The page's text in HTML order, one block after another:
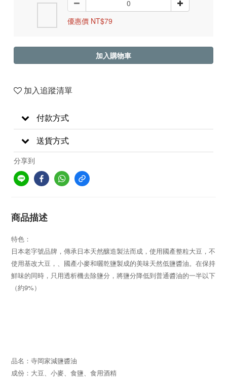
優惠價 NT$79
加入購物車
加入追蹤清單
付款方式
送貨方式
分享到
商品描述
特色：
日本老字號品牌，傳承日本天然釀造製法而成，使用國產整粒大豆，不
使用基改大豆，、國產小麥和曬乾鹽製成的美味天然低鹽醬油。在保持
鮮味的同時，只用透析機去除鹽分，將鹽分降低到普通醬油的一半以下
（約9%）
品名：寺岡家減鹽醬油
成份：大豆、小麥、食鹽、食用酒精